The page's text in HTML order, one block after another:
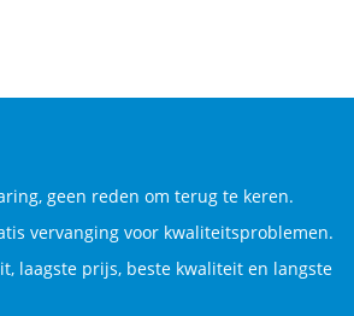
geen reden om terug te keren.
vervanging voor kwaliteitsproblemen.
laagste prijs, beste kwaliteit en langste